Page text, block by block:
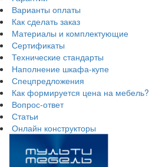
Варианты оплаты
Как сделать заказ
Материалы и комплектующие
Сертификаты
Технические стандарты
Наполнение шкафа-купе
Спецпредложения
Как формируется цена на мебель?
Вопрос-ответ
Статьи
Онлайн конструкторы